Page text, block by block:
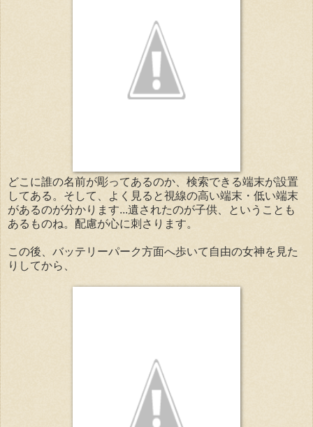
どこに誰の名前が彫ってあるのか、検索できる端末が設置
してある。そして、よく見ると視線の高い端末・低い端末
があるのが分かります...遺されたのが子供、ということも
あるものね。配慮が心に刺さります。
この後、バッテリーパーク方面へ歩いて自由の女神を見た
りしてから、